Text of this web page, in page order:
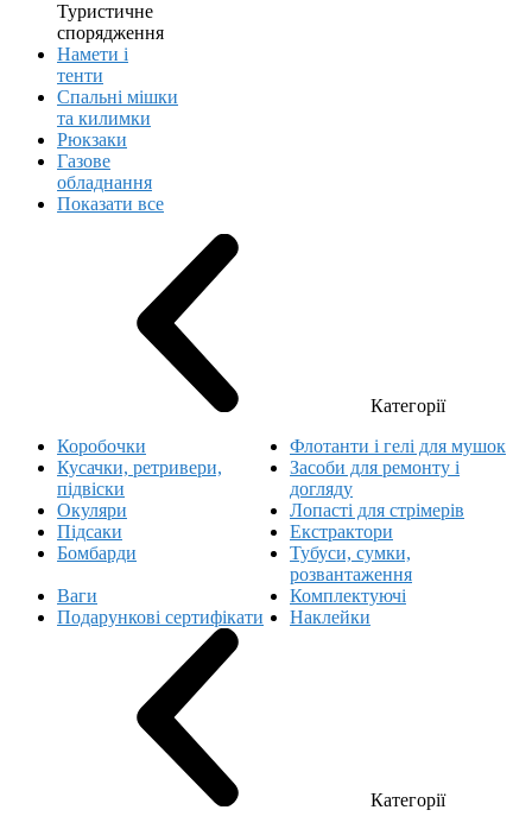
Туристичне
спорядження
Намети і
тенти
Спальні мішки
та килимки
Рюкзаки
Газове
обладнання
Показати все
Категорії
Коробочки
Флотанти і гелі для мушок
Кусачки, ретривери,
підвіски
Засоби для ремонту і
догляду
Окуляри
Лопасті для стрімерів
Підсаки
Екстрактори
Бомбарди
Тубуси, сумки,
розвантаження
Ваги
Комплектуючі
Подарункові сертифікати
Наклейки
Категорії